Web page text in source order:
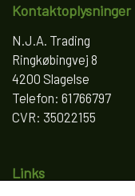
Kontaktoplysninger
N.J.A. Trading
Ringkøbingvej 8
4200 Slagelse
Telefon: 61766797
CVR: 35022155
Links